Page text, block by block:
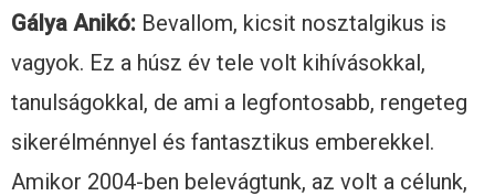
Gálya Anikó: Bevallom, kicsit nosztalgikus is
vagyok. Ez a húsz év tele volt kihívásokkal,
tanulságokkal, de ami a legfontosabb, rengeteg
sikerélménnyel és fantasztikus emberekkel.
Amikor 2004-ben belevágtunk, az volt a célunk,